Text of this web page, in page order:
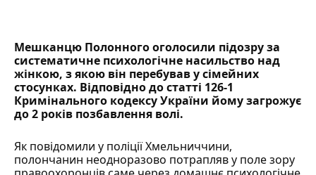
Мешканцю Полонного оголосили підозру за
систематичне психологічне насильство над
жінкою, з якою він перебував у сімейних
стосунках. Відповідно до статті 126-1
Кримінального кодексу України йому загрожує
до 2 років позбавлення волі.
Як повідомили у поліції Хмельниччини,
полончанин неодноразово потрапляв у поле зору